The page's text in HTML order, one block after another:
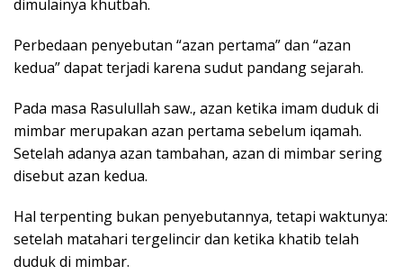
dimulainya khutbah.
Perbedaan penyebutan “azan pertama” dan “azan
kedua” dapat terjadi karena sudut pandang sejarah.
Pada masa Rasulullah saw., azan ketika imam duduk di
mimbar merupakan azan pertama sebelum iqamah.
Setelah adanya azan tambahan, azan di mimbar sering
disebut azan kedua.
Hal terpenting bukan penyebutannya, tetapi waktunya:
setelah matahari tergelincir dan ketika khatib telah
duduk di mimbar.